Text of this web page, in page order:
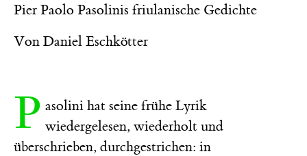
Pier Paolo Pasolinis friulanische Gedichte
Von Daniel Eschkötter
P asolini hat seine frühe Lyrik
wiedergelesen, wiederholt und
überschrieben, durchgestrichen: in